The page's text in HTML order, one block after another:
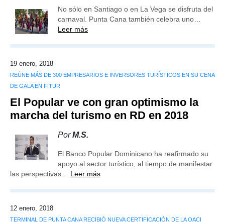
No sólo en Santiago o en La Vega se disfruta del
carnaval. Punta Cana también celebra uno…
Leer más
19 enero, 2018
REÚNE MÁS DE 300 EMPRESARIOS E INVERSORES TURÍSTICOS EN SU CENA
DE GALA EN FITUR
El Popular ve con gran optimismo la
marcha del turismo en RD en 2018
PorM.S.
El Banco Popular Dominicano ha reafirmado su
apoyo al sector turístico, al tiempo de manifestar
las perspectivas… Leer más
12 enero, 2018
TERMINAL DE PUNTA CANA RECIBIÓ NUEVA CERTIFICACIÓN DE LA OACI